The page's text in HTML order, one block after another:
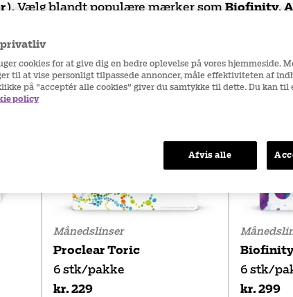
). Vælg blandt populære mærker somBiofinity,
iltgennemtrængelighed.
Månedslinser
Proclear Toric
6 stk/pakke
kr. 229
Biofinity
6 stk/
kr. 299
cookies for at give dig en bedre oplevelse på vores hjemmeside.
til at vise personligt tilpassede annoncer, måle effektiviteten af
på "acceptér alle cookies" giver du samtykke til dette. Du kan
policy
Afvis alle